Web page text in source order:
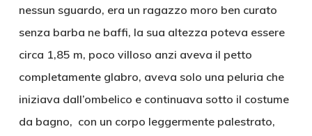
nessun sguardo, era un ragazzo moro ben curato
senza barba ne baffi, la sua altezza poteva essere
circa 1,85 m, poco villoso anzi aveva il petto
completamente glabro, aveva solo una peluria che
iniziava dall’ombelico e continuava sotto il costume
da bagno, con un corpo leggermente palestrato,